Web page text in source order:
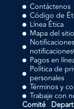
Contáctenos
Código de
Línea Ética
Mapa del sitio
Pagos en
Política de
personales
Términos y
Trabaje con
Comité